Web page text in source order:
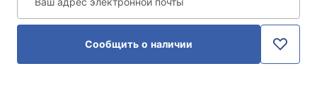
Сообщить о наличии